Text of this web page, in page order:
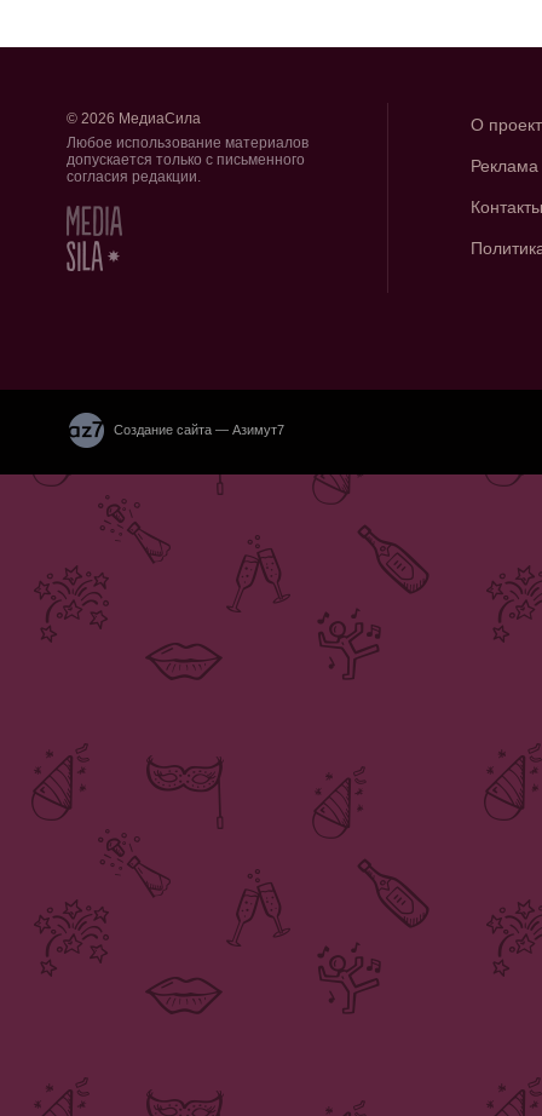
© 2026 МедиаСила
Любое использование материалов
допускается только с письменного
согласия редакции.
О
Реклама
Контакты
Создание сайта — Азимут7